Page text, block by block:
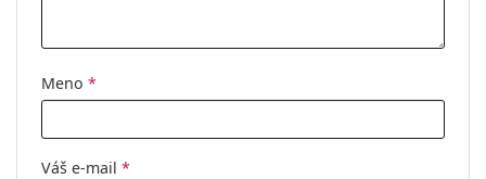
Meno *
Váš e-mail *